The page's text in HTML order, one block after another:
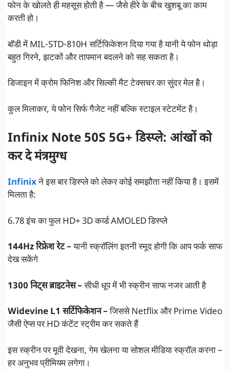
फोन के खोलते ही महसूस होती है — जैसे हीरे के बीच खुशबू का काम
करती हो।
बॉडी में MIL-STD-810H सर्टिफिकेशन दिया गया है यानी ये फोन थोड़ा
बहुत गिरने, झटकों और तापमान बदलने को सह सकता है।
डिजाइन में क्रोम फिनिश और सिल्की मैट टेक्सचर का सुंदर मेल है।
कुल मिलाकर, ये फोन सिर्फ गैजेट नहीं बल्कि स्टाइल स्टेटमेंट है।
Infinix Note 50S 5G+ डिस्प्ले: आंखों को
कर दे मंत्रमुग्ध
Infinixने इस बार डिस्प्ले को लेकर कोई समझौता नहीं किया है। इसमें
मिलता है:
6.78 इंच का फुल HD+ 3D कर्व्ड AMOLED डिस्प्ले
144Hz रिफ्रेश रेट –यानी स्क्रॉलिंग इतनी स्मूद होगी कि आप फर्क साफ
देख सकेंगे
1300 निट्स ब्राइटनेस –सीधी धूप में भी स्क्रीन साफ नजर आती है
Widevine L1 सर्टिफिकेशन –जिससे Netflix और Prime Video
जैसी ऐप्स पर HD कंटेंट स्ट्रीम कर सकते हैं
इस स्क्रीन पर मूवी देखना, गेम खेलना या सोशल मीडिया स्क्रॉल करना –
हर अनुभव प्रीमियम लगेगा।